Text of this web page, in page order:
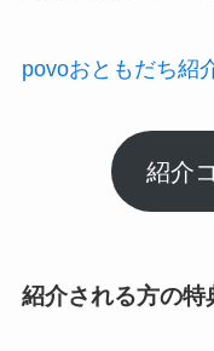
povoおともだち紹
紹介
紹介される方の特